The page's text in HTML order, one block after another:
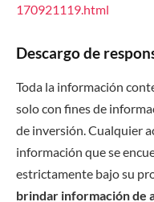
170921119.html
Descargo de
Toda la información
solo con fines de
de inversión. Cualquier
información que se
estrictamente bajo su
brindar información de